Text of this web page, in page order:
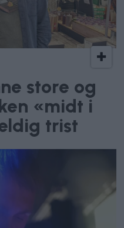
store og
«midt i
trist